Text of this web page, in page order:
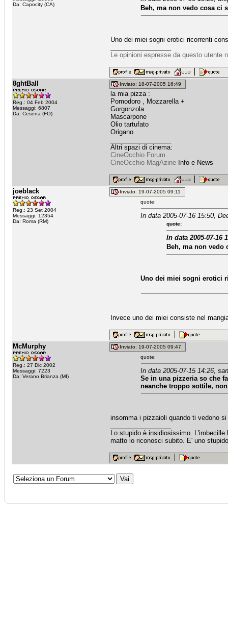
Da: Capocity (CA)
Beh, ma non vedo cosa ci
Uno dei miei sogni erotici ricorrenti
Le opinioni espresse da questo utente
8ghtBall
Reg.: 04 Feb 2004
Messaggi: 6807
Da: Cesena (FO)
Inviato: 18-07-2005 16:49
la mia pizza :
Pomodoro , Mozzarella +
Gorgonzola
Mascarpone
Olio tartufato
Origano
Altri spazi di cinema:
CineOcchio Forum
CineOcchio MagAzine Info e News
joeblack
Reg.: 23 Set 2004
Messaggi: 12354
Da: Roma (RM)
Inviato: 19-07-2005 09:11
quote:
In data 2005-07-16 15:50,
quote:
In data 2005-07-16
Beh, ma non
Uno dei miei sogni erotici
Invece uno dei miei consiste nel
McMurphy
Reg.: 27 Dic 2002
Messaggi: 7223
Da: Verano Brianza (MI)
Inviato: 19-07-2005 09:47
quote:
In data 2005-07-15 14:26,
Se in una pizzeria so che
neanche troppo sottile,
insomma i pizzaioli quando ti vedono
Lo stupido è insidiosissimo.
matto lo riconosci subito. E' uno